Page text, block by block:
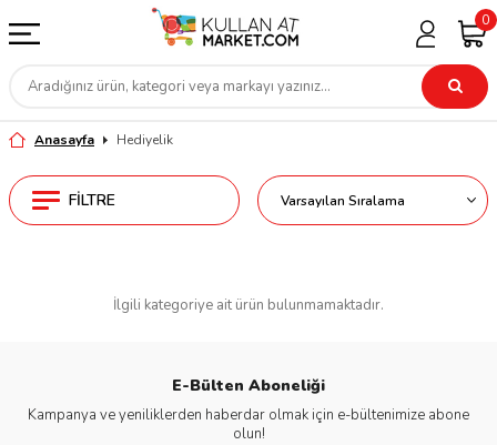
0
Anasayfa Hediyelik
FILTRE
İlgili kategoriye ait ürün bulunmamaktadır.
E-Bülten Aboneliği
Kampanya ve yeniliklerden haberdar olmak için e-bültenimize abone
olun!